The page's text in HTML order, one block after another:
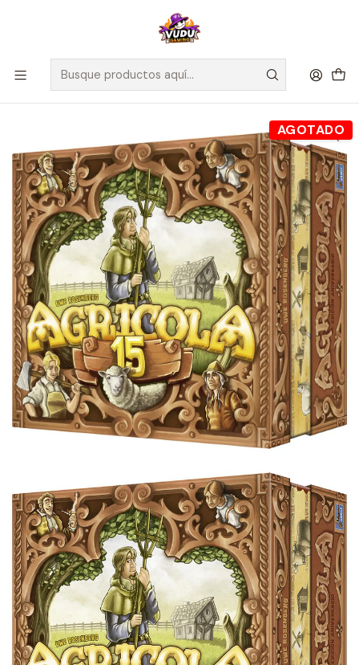
🚀 ¡Despachamos a todo Chile! Envío GRATIS a Regiones sobre
$100.000 y a RM sobre $35.000
Inicio Juegos de Mesa Competitivos
Agricola 15 Aniversario - Español
AGOTADO